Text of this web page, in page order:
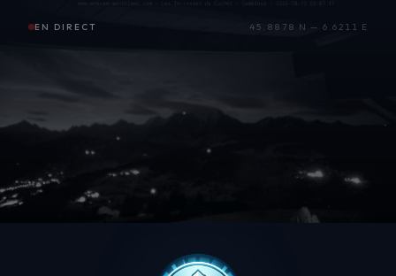
EN DIRECT 45.8878 N — 6.6211 E